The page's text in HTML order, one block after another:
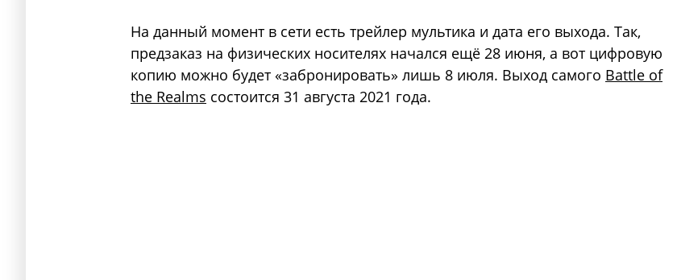
На данный момент в сети есть трейлер мультика и дата его выхода. Так,
предзаказ на физических носителях начался ещё 28 июня, а вот цифровую
копию можно будет «забронировать» лишь 8 июля. Выход самого Battle of
the Realms состоится 31 августа 2021 года.